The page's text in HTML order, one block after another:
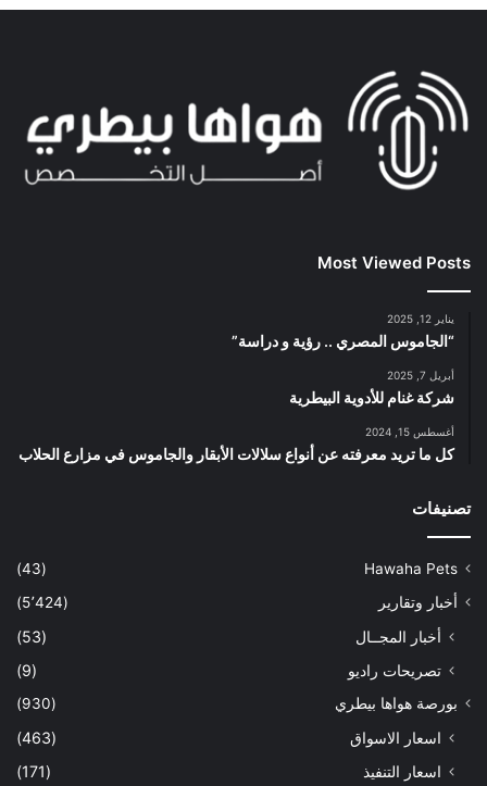
Most Viewed Posts
يناير 12, 2025
“الجاموس المصري .. رؤية و دراسة”
أبريل 7, 2025
شركة غنام للأدوية البيطرية
أغسطس 15, 2024
كل ما تريد معرفته عن أنواع سلالات الأبقار والجاموس في مزارع الحلاب
تصنيفات
Hawaha Pets
(43)
أخبار وتقارير
(5٬424)
أخبار المجــال
(53)
تصريحات راديو
(9)
بورصة هواها بيطري (930)
اسعار الاسواق
(463)
اسعار التنفيذ
(171)